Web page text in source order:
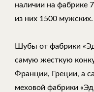
наличии на фабрике
из них 1500 мужских.
Шубы от фабрики
самую жесткую
Франции, Греции, а
меховой фабрики